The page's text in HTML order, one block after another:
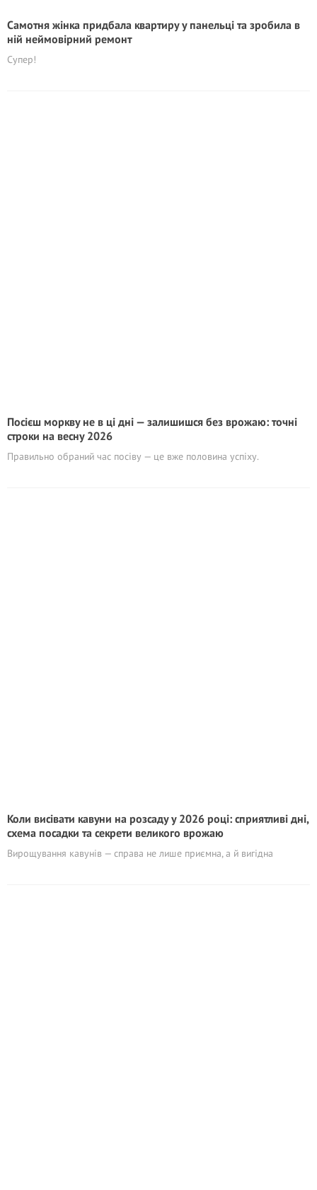
Самотня жінка придбала квартиру у панельці та зробила в
ній неймовірний ремонт
Супер!
Посієш моркву не в ці дні — залишишся без врожаю: точні
строки на весну 2026
Правильно обраний час посіву — це вже половина успіху.
Коли висівати кавуни на розсаду у 2026 році: сприятливі дні,
схема посадки та секрети великого врожаю
Вирощування кавунів — справа не лише приємна, а й вигідна